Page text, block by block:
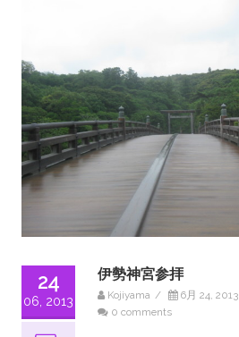
24
06, 2013
伊勢神宮参拝
Kojiyama / 6月 24, 2013
0 comments